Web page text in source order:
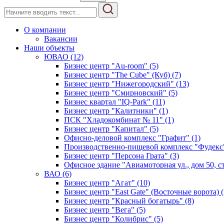
О компании
Вакансии
Наши объекты
ЮВАО (12)
Бизнес центр "Au-room" (5)
Бизнес центр "The Cube" (Куб) (7)
Бизнес центр "Нижегородский" (13)
Бизнес центр "Смирновский" (5)
Бизнес квартал "IQ-Park" (11)
Бизнес центр "Калитники" (1)
ПСК "Хладокомбинат № 11" (1)
Бизнес центр "Капитал" (5)
Офисно-деловой комплекс "Графит" (1)
Производственно-пищевой комплекс
Бизнес центр "Персона Грата" (3)
Офисное здание "Авиамоторная ул., дом 50,
ВАО (6)
Бизнес центр "Агат" (10)
Бизнес центр "East Gate" (Восточные ворота)
Бизнес центр "Красный богатырь" (8)
Бизнес центр "Вега" (5)
Бизнес центр "Колибрис" (5)